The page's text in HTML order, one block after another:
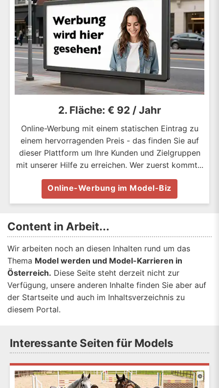
2. Fläche: € 92 / Jahr
Online-Werbung mit einem statischen Eintrag zu
einem hervorragenden Preis - das finden Sie auf
dieser Plattform um Ihre Kunden und Zielgruppen
mit unserer Hilfe zu erreichen. Wer zuerst kommt...
Online-Werbung im Model-Biz
Content in Arbeit...
Wir arbeiten noch an diesen Inhalten rund um das
Thema Model werden und Model-Karrieren in
Österreich. Diese Seite steht derzeit nicht zur
Verfügung, unsere anderen Inhalte finden Sie aber auf
der Startseite und auch im Inhaltsverzeichnis zu
diesem Portal.
Interessante Seiten für Models
©